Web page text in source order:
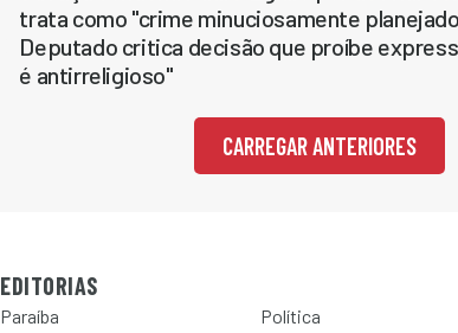
trata como "crime minuciosamente
Deputado critica decisão que proíbe
é antirreligioso"
CARREGAR ANTERIORES
EDITORIAS
Paraíba Política